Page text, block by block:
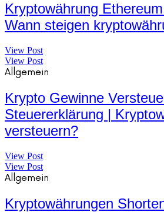
Kryptowährung
Wann steigen
View Post
View Post
Allgemein
Krypto Gewinne
Steuererklärung |
versteuern?
View Post
View Post
Allgemein
Kryptowährungen